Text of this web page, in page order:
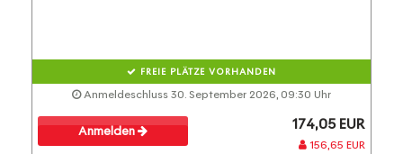
FREIE PLÄTZE VORHANDEN
Anmeldeschluss 30. September 2026, 09:30 Uhr
Anmelden 174,05 EUR
156,65 EUR